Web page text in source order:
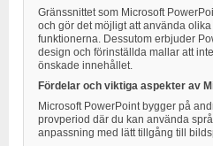
Gränssnittet som Microsoft
och gör det möjligt att använda
funktionerna. Dessutom erbjuder
design och förinställda mallar att
önskade innehållet.
Fördelar och viktiga aspekter av
Microsoft PowerPoint bygger på
provperiod där du kan använda
anpassning med lätt tillgång till